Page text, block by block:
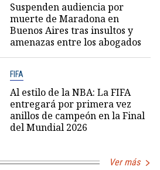
Suspenden audiencia por
muerte de Maradona en
Buenos Aires tras insultos y
amenazas entre los abogados
FIFA
Al estilo de la NBA: La FIFA
entregará por primera vez
anillos de campeón en la Final
del Mundial 2026
Ver más